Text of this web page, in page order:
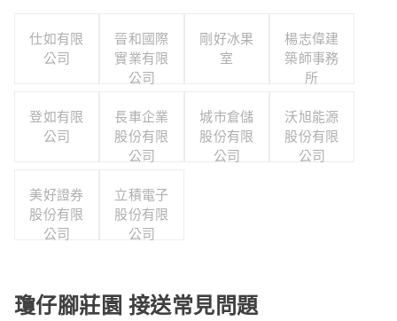
仕如有限
公司
晉和國際
實業有限
公司
剛好冰果
室
楊志偉建
築師事務
所
登如有限
公司
長車企業
股份有限
公司
城市倉儲
股份有限
公司
沃旭能源
股份有限
公司
美好證券
股份有限
公司
立積電子
股份有限
公司
瓊仔腳莊園 接送常見問題